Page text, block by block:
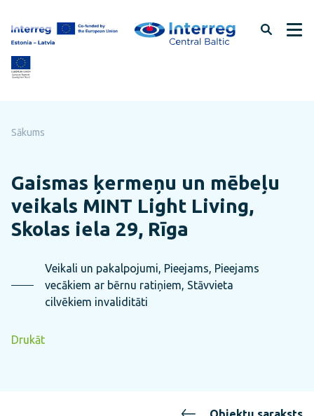
uz
lapas
saturu
Sākums
Gaismas ķermeņu un mēbeļu
veikals MINT Light Living,
Skolas iela 29, Rīga
Veikali un pakalpojumi, Pieejams, Pieejams
vecākiem ar bērnu ratiņiem, Stāvvieta
cilvēkiem invaliditāti
Drukāt